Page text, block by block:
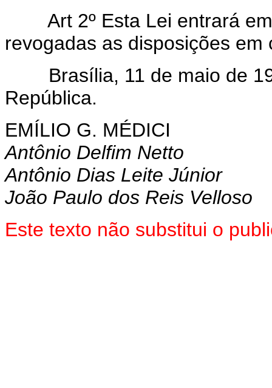
Art 2º Esta Lei entrará
revogadas as disposições em
Brasília, 11 de maio de
República.
EMÍLIO G. MÉDICI
Antônio Delfim Netto
Antônio Dias Leite Júnior
João Paulo dos Reis Velloso
Este texto não substitui o